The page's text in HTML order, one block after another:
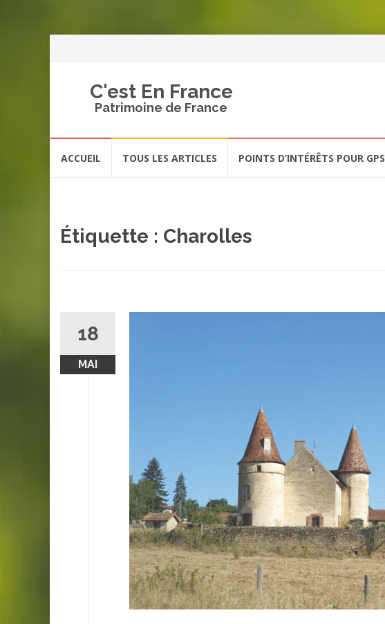
C'est En France
Patrimoine de France
ACCUEIL TOUS LES ARTICLES POINTS D’INTÉRÊTS POUR GPS
Étiquette : Charolles
18
MAI